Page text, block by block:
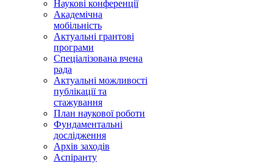
Наукові конференції
Академічна
мобільність
Актуальні грантові
програми
Спеціалізована вчена
рада
Актуальні можливості
публікації та
стажування
План наукової роботи
Фундаментальні
дослідження
Архів заходів
Аспіранту